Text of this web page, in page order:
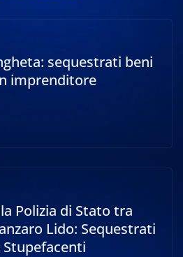
sequestrati beni
imprenditore
Polizia di Stato tra
Lido: Sequestrati